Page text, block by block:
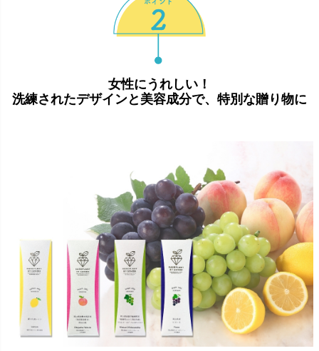
女性にうれしい！
洗練されたデザインと美容成分で、特別な贈り物に